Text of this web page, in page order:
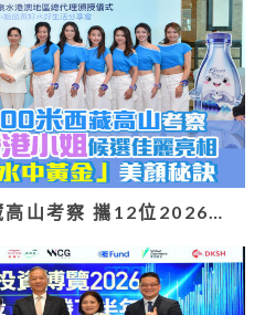
山考察 攜12位2026…